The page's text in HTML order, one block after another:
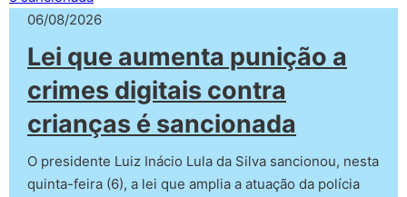
06/08/2026
Lei que aumenta punição a
crimes digitais contra
crianças é sancionada
O presidente Luiz Inácio Lula da Silva sancionou, nesta
quinta-feira (6), a lei que amplia a atuação da polícia